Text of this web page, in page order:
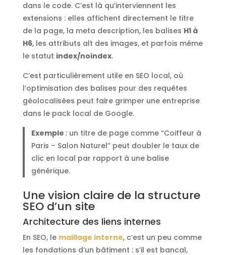
dans le code. C’est là qu’interviennent les
extensions : elles affichent directement le titre
de la page, la meta description, les balises H1 à
H6, les attributs alt des images, et parfois même
le statut index/noindex.
C’est particulièrement utile en SEO local, où
l’optimisation des balises pour des requêtes
géolocalisées peut faire grimper une entreprise
dans le pack local de Google.
Exemple : un titre de page comme “Coiffeur à
Paris – Salon Naturel” peut doubler le taux de
clic en local par rapport à une balise
générique.
Une vision claire de la structure
SEO d’un site
Architecture des liens internes
En SEO, le maillage interne, c’est un peu comme
les fondations d’un bâtiment : s’il est bancal,